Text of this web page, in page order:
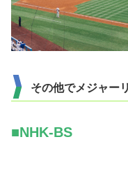
その他でメジャー
■NHK-BS